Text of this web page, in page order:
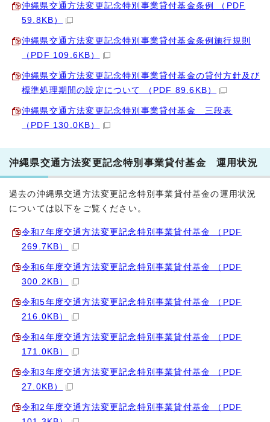
沖縄県交通方法変更記念特別事業貸付基金条例 （PDF
59.8KB）
沖縄県交通方法変更記念特別事業貸付基金条例施行規則
（PDF 109.6KB）
沖縄県交通方法変更記念特別事業貸付基金の貸付方針及び
標準処理期間の設定について （PDF 89.6KB）
沖縄県交通方法変更記念特別事業貸付基金 三段表
（PDF 130.0KB）
沖縄県交通方法変更記念特別事業貸付基金 運用状況
過去の沖縄県交通方法変更記念特別事業貸付基金の運用状況
については以下をご覧ください。
令和7年度交通方法変更記念特別事業貸付基金 （PDF
269.7KB）
令和6年度交通方法変更記念特別事業貸付基金 （PDF
300.2KB）
令和5年度交通方法変更記念特別事業貸付基金 （PDF
216.0KB）
令和4年度交通方法変更記念特別事業貸付基金 （PDF
171.0KB）
令和3年度交通方法変更記念特別事業貸付基金 （PDF
27.0KB）
令和2年度交通方法変更記念特別事業貸付基金 （PDF